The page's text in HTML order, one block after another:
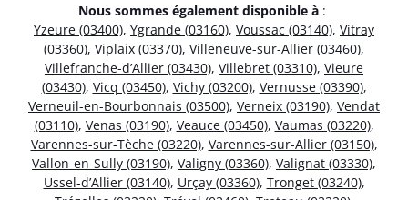
Nous sommes également disponible à :
Yzeure (03400), Ygrande (03160), Voussac (03140), Vitray
(03360), Viplaix (03370), Villeneuve-sur-Allier (03460),
Villefranche-d’Allier (03430), Villebret (03310), Vieure
(03430), Vicq (03450), Vichy (03200), Vernusse (03390),
Verneuil-en-Bourbonnais (03500), Verneix (03190), Vendat
(03110), Venas (03190), Veauce (03450), Vaumas (03220),
Varennes-sur-Tèche (03220), Varennes-sur-Allier (03150),
Vallon-en-Sully (03190), Valigny (03360), Valignat (03330),
Ussel-d’Allier (03140), Urçay (03360), Tronget (03240),